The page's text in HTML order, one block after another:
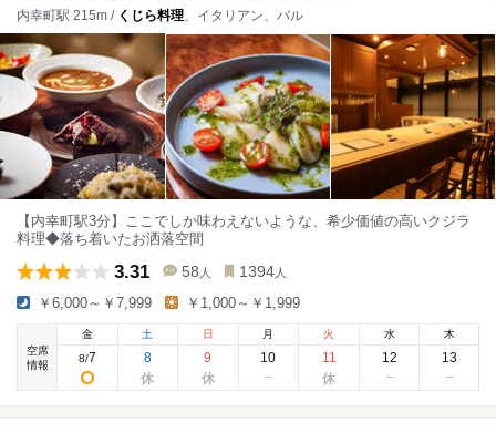
内幸町駅 215m / くじら料理、イタリアン、バル
【内幸町駅3分】ここでしか味わえないような、希少価値の高いクジラ
料理◆落ち着いたお洒落空間
3.31 58 人 1394 人
￥6,000～￥7,999 ￥1,000～￥1,999
空席
情報
金
8/7
土
8
日
9
月
10
火
11
水
12
木
13